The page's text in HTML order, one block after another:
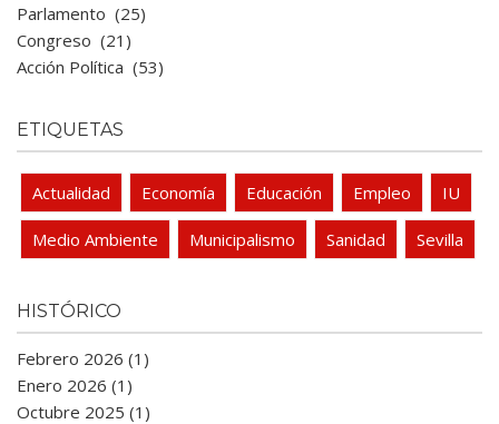
Parlamento (25)
Congreso (21)
Acción Política (53)
ETIQUETAS
Actualidad Economía Educación Empleo IU
Medio Ambiente Municipalismo Sanidad Sevilla
HISTÓRICO
Febrero 2026 (1)
Enero 2026 (1)
Octubre 2025 (1)